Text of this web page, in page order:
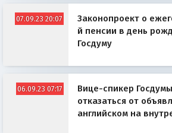
07.09.23 20:07
Законопроект о
й пенсии в день
Госдуму
06.09.23 07:17
Вице-спикер
отказаться от
английском на